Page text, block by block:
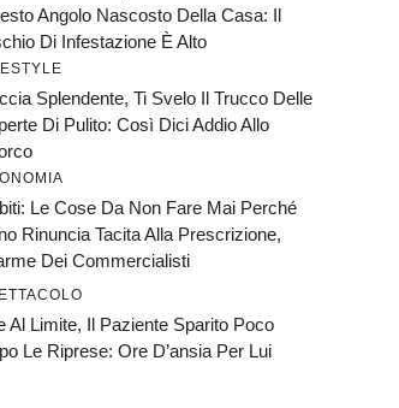
Angolo Nascosto Della Casa: Il
Di Infestazione È Alto
Splendente, Ti Svelo Il Trucco Delle
Di Pulito: Così Dici Addio Allo
Le Cose Da Non Fare Mai Perché
Rinuncia Tacita Alla Prescrizione,
Dei Commercialisti
Al Limite, Il Paziente Sparito Poco
Le Riprese: Ore D’ansia Per Lui